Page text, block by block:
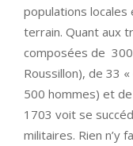
populations locales
terrain. Quant aux
composées de
Roussillon), de 33
500 hommes) et
1703 voit se
militaires. Rien n’y